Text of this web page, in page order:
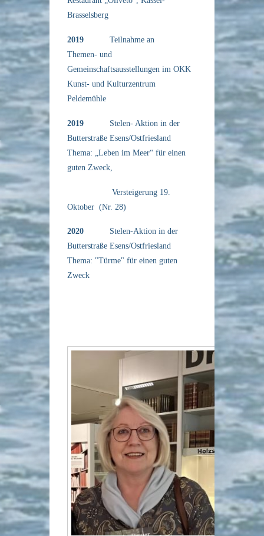
Brasselsberg
2019 Teilnahme an
Themen- und
Gemeinschaftsausstellungen im OKK
Kunst- und Kulturzentrum
Peldemühle
2019 Stelen- Aktion in der
Butterstraße Esens/Ostfriesland
Thema: „Leben im Meer“ für einen
guten Zweck,
Versteigerung 19.
Oktober (Nr. 28)
2020
Stelen-Aktion in der
Butterstraße Esens/Ostfriesland
Thema: "Türme" für einen guten
Zweck